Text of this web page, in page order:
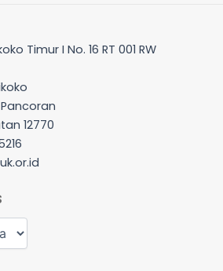
Timur I No. 16 RT 001 RW
12770